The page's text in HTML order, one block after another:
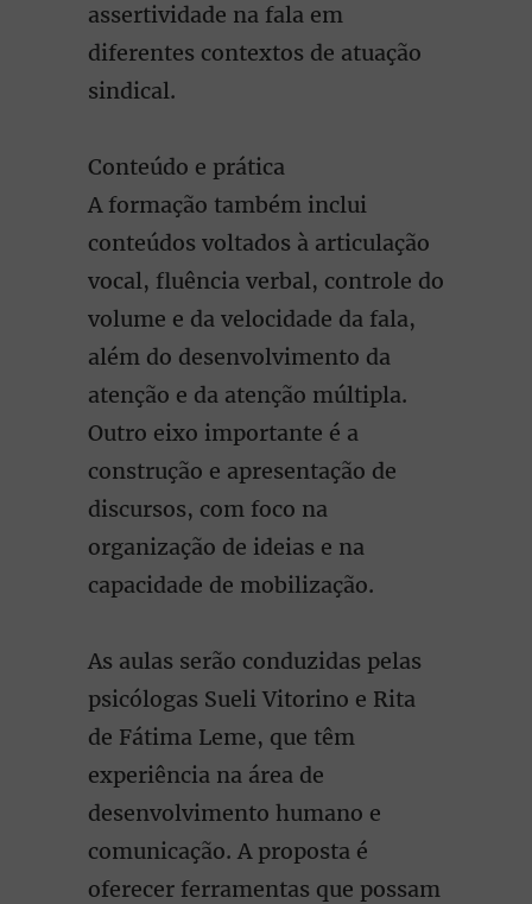
assertividade na fala em
diferentes contextos de atuação
sindical.
Conteúdo e prática
A formação também inclui
conteúdos voltados à articulação
vocal, fluência verbal, controle do
volume e da velocidade da fala,
além do desenvolvimento da
atenção e da atenção múltipla.
Outro eixo importante é a
construção e apresentação de
discursos, com foco na
organização de ideias e na
capacidade de mobilização.
As aulas serão conduzidas pelas
psicólogas Sueli Vitorino e Rita
de Fátima Leme, que têm
experiência na área de
desenvolvimento humano e
comunicação. A proposta é
oferecer ferramentas que possam